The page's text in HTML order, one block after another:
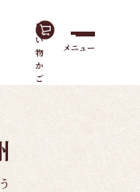
買
い
物
か
ご
メニュー